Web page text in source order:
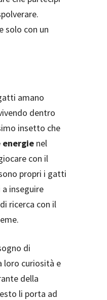
solo con un
amano
dentro
insetto che
energie nel
con il
propri i gatti
inseguire
ricerca con il
di
loro curiosità e
della
li porta ad